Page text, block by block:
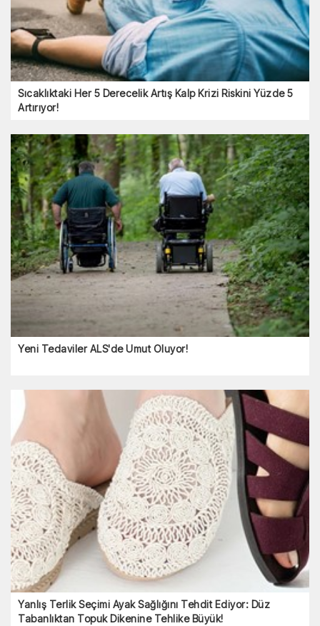
Sıcaklıktaki Her 5 Derecelik Artış Kalp Krizi Riskini Yüzde 5
Artırıyor!
Yeni Tedaviler ALS'de Umut Oluyor!
Yanlış Terlik Seçimi Ayak Sağlığını Tehdit Ediyor: Düz
Tabanlıktan Topuk Dikenine Tehlike Büyük!